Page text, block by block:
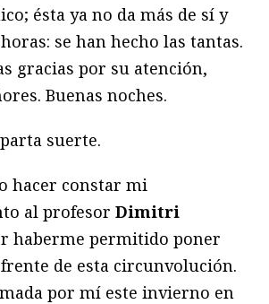
ésta ya no da más de sí y
se han hecho las tantas.
gracias por su atención,
Buenas noches.
suerte.
hacer constar mi
al profesor Dimitri
haberme permitido poner
de esta circunvolución.
por mí este invierno en